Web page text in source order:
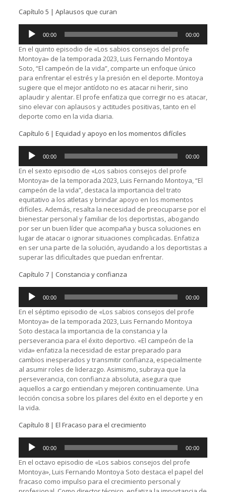
Capítulo 5 | Aplausos que curan
Reproductor
audio
00:00 00:00
En el quinto episodio de «Los sabios consejos del profe
Montoya» de la temporada 2023, Luis Fernando Montoya
Soto, “El campeón de la vida”, comparte un enfoque único
para enfrentar el estrés y la presión en el deporte. Montoya
sugiere que el mejor antídoto no es atacar ni herir, sino
aplaudir y alentar. El profe enfatiza que corregir no es atacar,
sino elevar con aplausos y actitudes positivas, tanto en el
deporte como en la vida diaria.
Capítulo 6 | Equidad y apoyo en los momentos difíciles
Reproductor
audio
00:00 00:00
En el sexto episodio de «Los sabios consejos del profe
Montoya» de la temporada 2023, Luis Fernando Montoya, “El
campeón de la vida”, destaca la importancia del trato
equitativo a los atletas y brindar apoyo en los momentos
difíciles. Además, resalta la necesidad de preocuparse por el
bienestar personal y familiar de los deportistas, abogando
por ser un buen líder que acompaña y busca soluciones en
lugar de atacar o ignorar situaciones complicadas. Enfatiza
en ser una parte de la solución, ayudando a los deportistas a
superar las dificultades que puedan enfrentar.
Capítulo 7 | Constancia y confianza
Reproductor
audio
00:00 00:00
En el séptimo episodio de «Los sabios consejos del profe
Montoya» de la temporada 2023, Luis Fernando Montoya
Soto destaca la importancia de la constancia y la
perseverancia para el éxito deportivo. «El campeón de la
vida» enfatiza la necesidad de estar preparado para
cambios inesperados y transmitir confianza, especialmente
al asumir roles de liderazgo. Asimismo, subraya que la
perseverancia, con confianza absoluta, asegura que
aquellos a cargo entiendan y mejoren continuamente. Una
lección concisa sobre los pilares del éxito en el deporte y en
la vida.
Capítulo 8 | El Fracaso para el crecimiento
Reproductor
audio
00:00 00:00
En el octavo episodio de «Los sabios consejos del profe
Montoya», Luis Fernando Montoya Soto destaca el papel del
fracaso como impulso para el crecimiento personal y